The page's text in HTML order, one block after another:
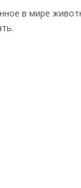
в мире